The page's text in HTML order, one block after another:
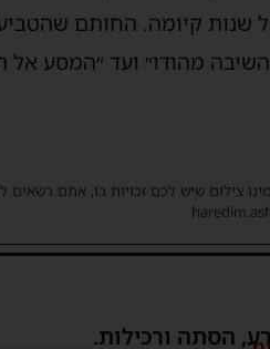
שנות קיומה. החותם
מהודו״ ועד ״המסע אל
צילום שיש לכם זכויות בו, אתם רשאים
הסתה ורכילות.